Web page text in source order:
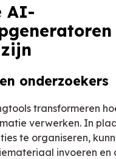
AI-
onderzoekers
transformeren
verwerken. In
te organiseren,
invoeren en